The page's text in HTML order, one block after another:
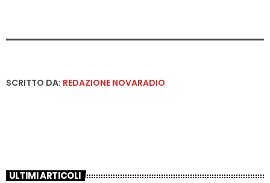
SCRITTO DA: REDAZIONE NOVARADIO
ULTIMI ARTICOLI